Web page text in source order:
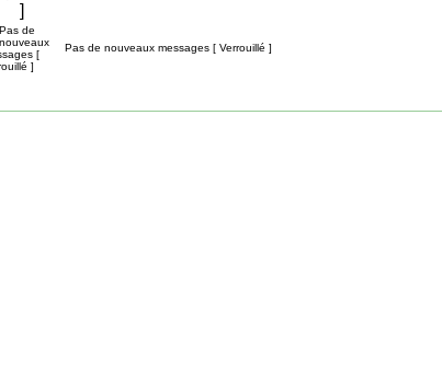
Pas de nouveaux messages [ Verrouillé ]